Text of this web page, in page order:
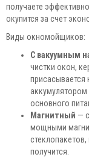
получаете
окупится за счет
Виды окномойщиков:
С вакуумным
чистки окон,
присасывается
основного
Магнитный —
мощными
стеклопакетов,
получится.